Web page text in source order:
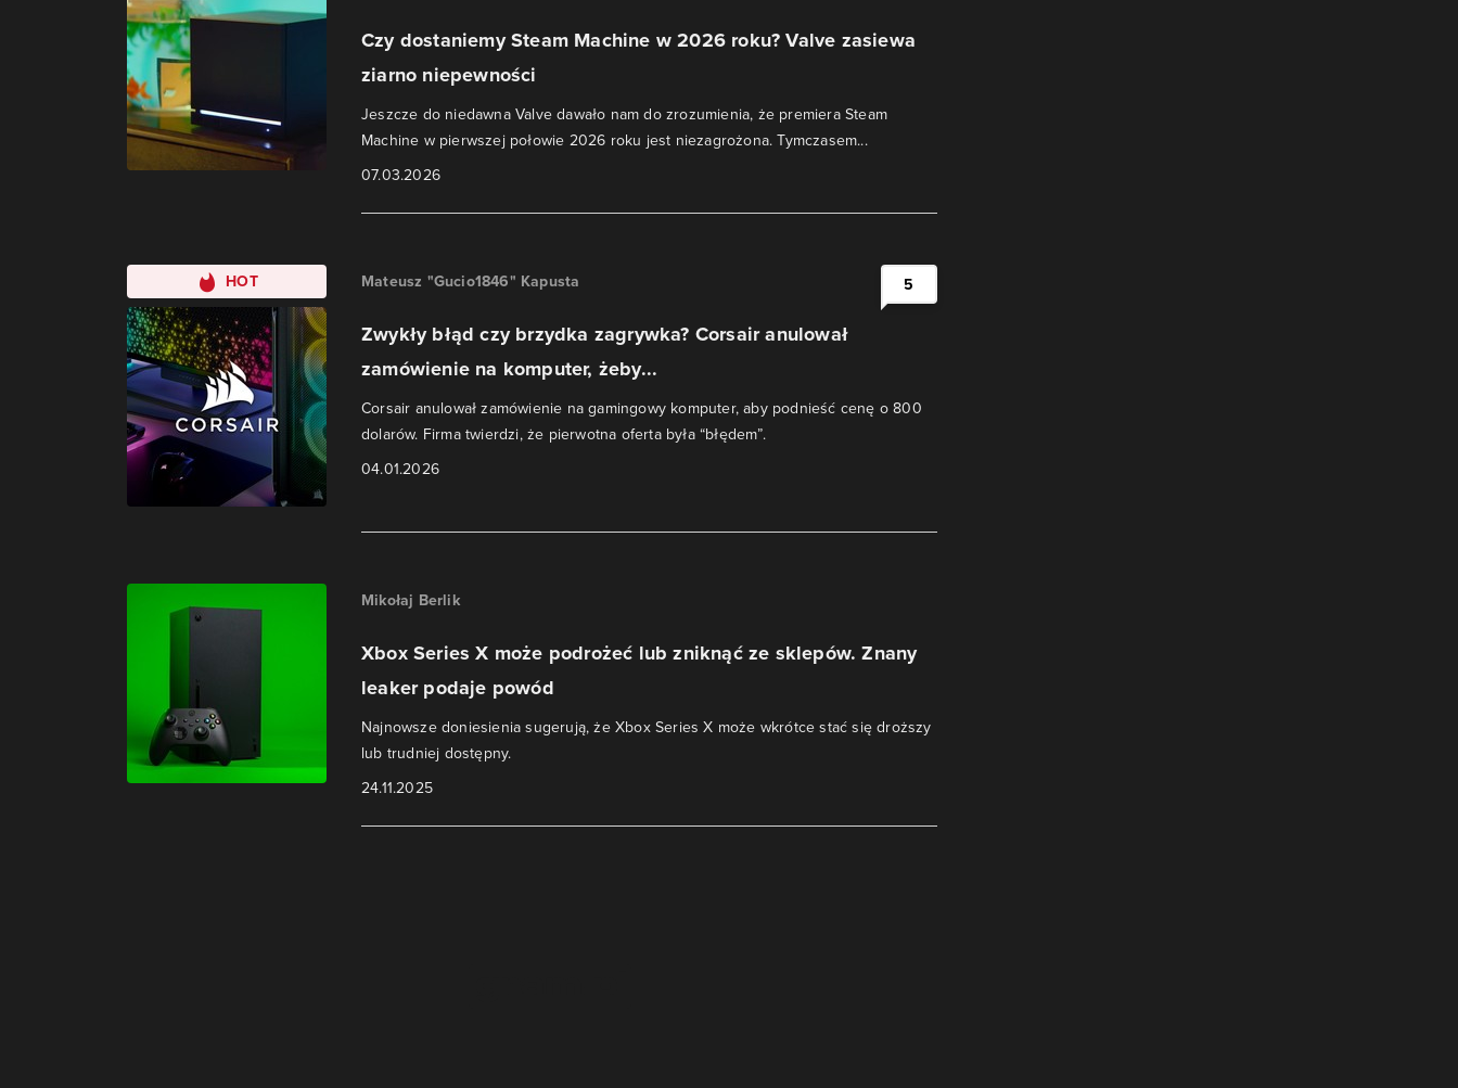
Czy dostaniemy Steam Machine w 2026 roku? Valve zasiewa
ziarno niepewności
Jeszcze do niedawna Valve dawało nam do zrozumienia, że premiera Steam
Machine w pierwszej połowie 2026 roku jest niezagrożona. Tymczasem...
07.03.2026
HOT Mateusz "Gucio1846" Kapusta
Zwykły błąd czy brzydka zagrywka? Corsair anulował
zamówienie na komputer, żeby...
Corsair anulował zamówienie na gamingowy komputer, aby podnieść cenę o 800
dolarów. Firma twierdzi, że pierwotna oferta była “błędem”.
04.01.2026
5
Mikołaj Berlik
Xbox Series X może podrożeć lub zniknąć ze sklepów. Znany
leaker podaje powód
Najnowsze doniesienia sugerują, że Xbox Series X może wkrótce stać się droższy
lub trudniej dostępny.
24.11.2025